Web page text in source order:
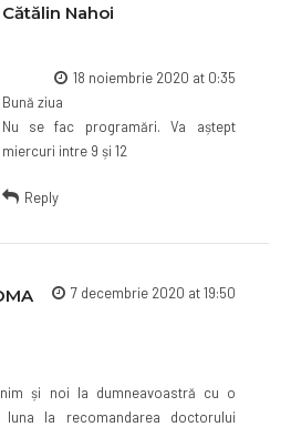
Cătălin Nahoi
18 noiembrie 2020 at 0:35
Bună ziua
Nu se fac programări. Va aștept
miercuri intre 9 și 12
Reply
7 decembrie 2020 at 19:50
și noi la dumneavoastră cu o
luna la recomandarea doctorului